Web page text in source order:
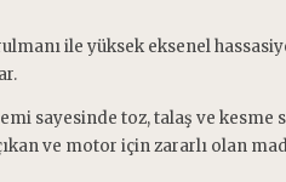
ile yüksek eksenel
sayesinde toz, talaş ve kesme
ve motor için zararlı olan